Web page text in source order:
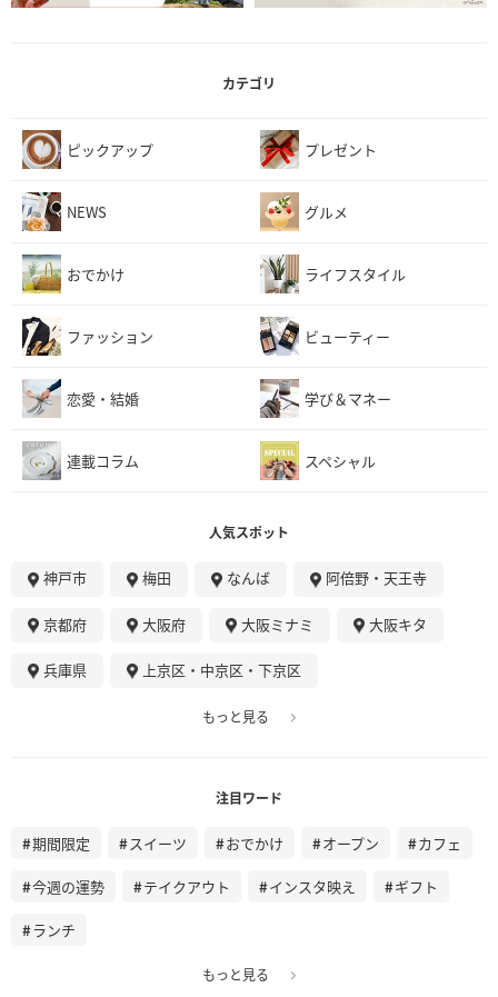
カテゴリ
ピックアップ プレゼント
NEWS グルメ
おでかけ ライフスタイル
ファッション ビューティー
恋愛・結婚 学び＆マネー
連載コラム スペシャル
人気スポット
神戸市 梅田 なんば 阿倍野・天王寺
京都府 大阪府 大阪ミナミ 大阪キタ
兵庫県 上京区・中京区・下京区
もっと見る
注目ワード
期間限定 スイーツ おでかけ オープン カフェ
今週の運勢 テイクアウト インスタ映え ギフト
ランチ
もっと見る